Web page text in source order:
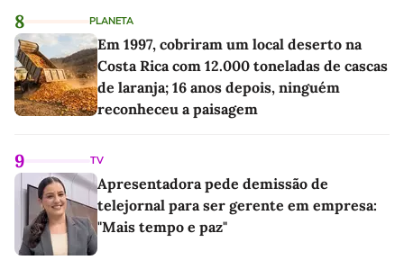
8 PLANETA
Em 1997, cobriram um local deserto na
Costa Rica com 12.000 toneladas de cascas
de laranja; 16 anos depois, ninguém
reconheceu a paisagem
9 TV
Apresentadora pede demissão de
telejornal para ser gerente em empresa:
"Mais tempo e paz"